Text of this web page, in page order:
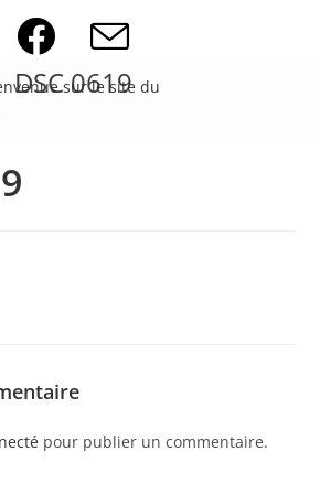
DSC 0619
pour publier un commentaire.